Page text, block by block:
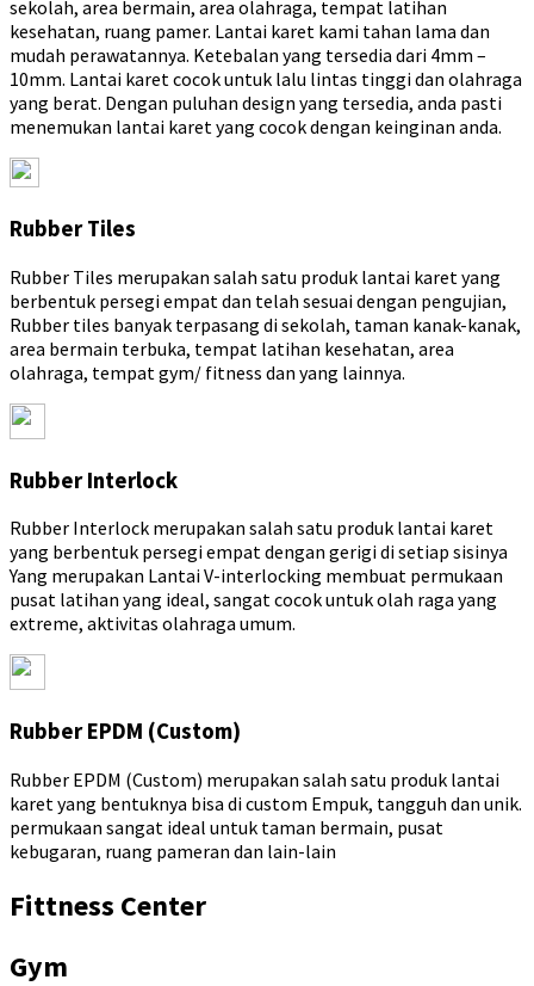
sekolah, area bermain, area olahraga, tempat latihan
kesehatan, ruang pamer. Lantai karet kami tahan lama dan
mudah perawatannya. Ketebalan yang tersedia dari 4mm –
10mm. Lantai karet cocok untuk lalu lintas tinggi dan olahraga
yang berat. Dengan puluhan design yang tersedia, anda pasti
menemukan lantai karet yang cocok dengan keinginan anda.
Rubber Tiles
Rubber Tiles merupakan salah satu produk lantai karet yang
berbentuk persegi empat dan telah sesuai dengan pengujian,
Rubber tiles banyak terpasang di sekolah, taman kanak-kanak,
area bermain terbuka, tempat latihan kesehatan, area
olahraga, tempat gym/ fitness dan yang lainnya.
Rubber Interlock
Rubber Interlock merupakan salah satu produk lantai karet
yang berbentuk persegi empat dengan gerigi di setiap sisinya
Yang merupakan Lantai V-interlocking membuat permukaan
pusat latihan yang ideal, sangat cocok untuk olah raga yang
extreme, aktivitas olahraga umum.
Rubber EPDM (Custom)
Rubber EPDM (Custom) merupakan salah satu produk lantai
karet yang bentuknya bisa di custom Empuk, tangguh dan unik.
permukaan sangat ideal untuk taman bermain, pusat
kebugaran, ruang pameran dan lain-lain
Fittness Center
Gym